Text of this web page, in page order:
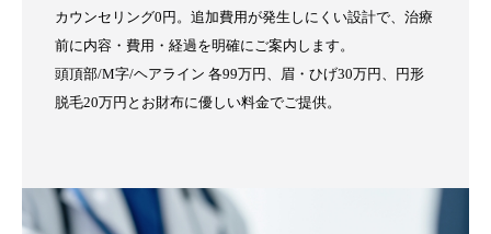
カウンセリング0円。追加費用が発生しにくい設計で、治療
前に内容・費用・経過を明確にご案内します。
頭頂部/M字/ヘアライン 各99万円、眉・ひげ30万円、円形
脱毛20万円とお財布に優しい料金でご提供。